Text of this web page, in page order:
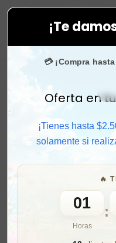
¡Te
💳 ¡Compra
Oferta en
¡Tienes hasta
solamente si
🔥
01
Horas
:
tus compras. ⚡